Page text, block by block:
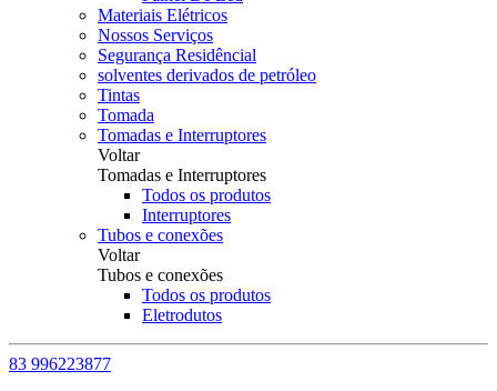
Materiais Elétricos
Nossos Serviços
Segurança Residêncial
solventes derivados de petróleo
Tintas
Tomada
Tomadas e Interruptores
Voltar
Tomadas e Interruptores
Todos os produtos
Interruptores
Tubos e conexões
Voltar
Tubos e conexões
Todos os produtos
Eletrodutos
83 996223877